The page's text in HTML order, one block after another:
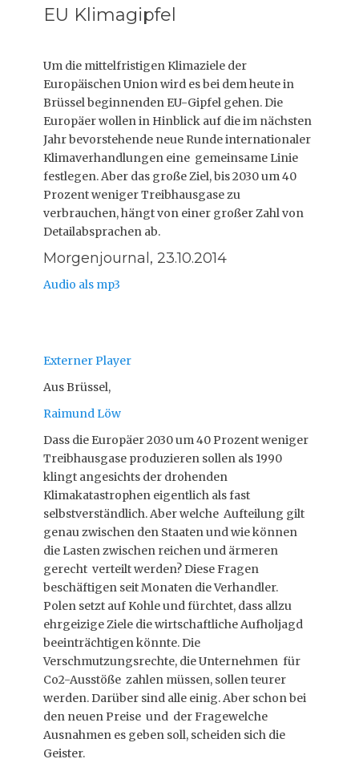
EU Klimagipfel
Um die mittelfristigen Klimaziele der
Europäischen Union wird es bei dem heute in
Brüssel beginnenden EU-Gipfel gehen. Die
Europäer wollen in Hinblick auf die im nächsten
Jahr bevorstehende neue Runde internationaler
Klimaverhandlungen eine gemeinsame Linie
festlegen. Aber das große Ziel, bis 2030 um 40
Prozent weniger Treibhausgase zu
verbrauchen, hängt von einer großer Zahl von
Detailabsprachen ab.
Morgenjournal, 23.10.2014
Audio als mp3
Externer Player
Aus Brüssel,
Raimund Löw
Dass die Europäer 2030 um 40 Prozent weniger
Treibhausgase produzieren sollen als 1990
klingt angesichts der drohenden
Klimakatastrophen eigentlich als fast
selbstverständlich. Aber welche Aufteilung gilt
genau zwischen den Staaten und wie können
die Lasten zwischen reichen und ärmeren
gerecht verteilt werden? Diese Fragen
beschäftigen seit Monaten die Verhandler.
Polen setzt auf Kohle und fürchtet, dass allzu
ehrgeizige Ziele die wirtschaftliche Aufholjagd
beeinträchtigen könnte. Die
Verschmutzungsrechte, die Unternehmen für
Co2-Ausstöße zahlen müssen, sollen teurer
werden. Darüber sind alle einig. Aber schon bei
den neuen Preise und der Fragewelche
Ausnahmen es geben soll, scheiden sich die
Geister.